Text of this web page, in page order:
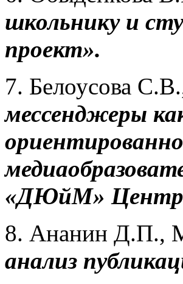
школьнику и
проект».
7. Белоусова
мессенджеры
«ДЮйМ» Центра
8. Ананин Д.П.,
анализ